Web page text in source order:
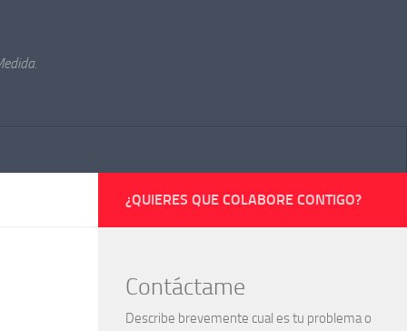
¿QUIERES QUE COLABORE CONTIGO?
Contáctame
Describe brevemente cual es tu problema o